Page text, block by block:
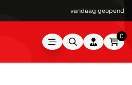
vandaag geopend
0